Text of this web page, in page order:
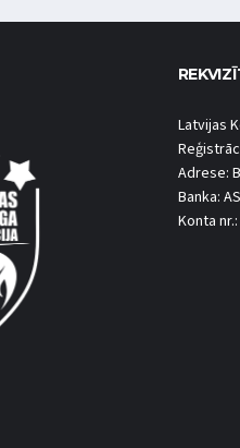
Latvijas
Adrese:
Banka:
Konta